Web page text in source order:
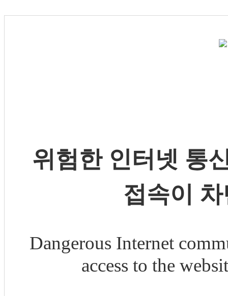
위험한 인터넷 통
접속이
Dangerous Internet
access to the